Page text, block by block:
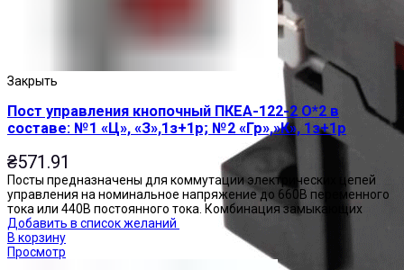
Закрыть
Пост управления кнопочный ПКЕА-122-2 О*2 в
составе: №1 «Ц», «З»,1з+1р; №2 «Гр»,»К», 1з+1р
₴571.91
Посты предназначены для коммутации электрических цепей
управления на номинальное напряжение до 660В переменного
тока или 440В постоянного тока. Комбинация замыкающих
Добавить в список желаний
В корзину
Просмотр